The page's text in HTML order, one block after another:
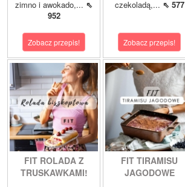
zimno i awokado,... ⇖
952
Zobacz przepis!
czekoladą,... ⇖ 577
Zobacz przepis!
FIT ROLADA Z
TRUSKAWKAMI!
FIT TIRAMISU
JAGODOWE